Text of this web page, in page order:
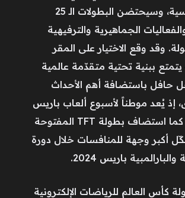
العاصمة الفرنسية، وسيحتضن البطولات الـ 25
الجماهيرية والترفيهية
وقد وقع الاختيار على المقر
ببنية تحتية متقدّمة عالمية
حافل باستضافة أهم الأحداث
إذ يُعد موطناً لأسبوع ألعاب باريس
منذ عام 2010، كما استضاف بطولة TFT المفتوحة
وشكّل أكبر وجهة للمنافسات خلال دورة
باريس 2024.
العالم للرياضات الإلكترونية